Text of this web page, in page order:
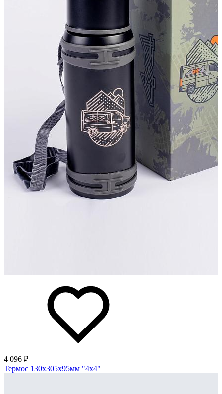
4 096 ₽
Термос 130х305х95мм "4х4"